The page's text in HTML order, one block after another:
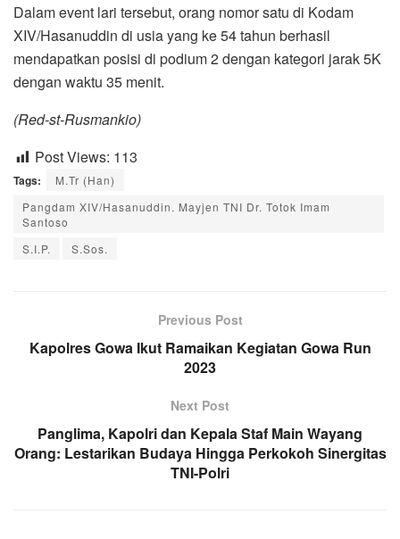
Dalam event lari tersebut, orang nomor satu di Kodam
XIV/Hasanuddin di usia yang ke 54 tahun berhasil
mendapatkan posisi di podium 2 dengan kategori jarak 5K
dengan waktu 35 menit.
(Red-st-Rusmankio)
Post Views: 113
Tags:
M.Tr (Han)
Pangdam XIV/Hasanuddin. Mayjen TNI Dr. Totok Imam
Santoso
S.I.P.
S.Sos.
Previous Post
Kapolres Gowa Ikut Ramaikan Kegiatan Gowa Run
2023
Next Post
Panglima, Kapolri dan Kepala Staf Main Wayang
Orang: Lestarikan Budaya Hingga Perkokoh Sinergitas
TNI-Polri